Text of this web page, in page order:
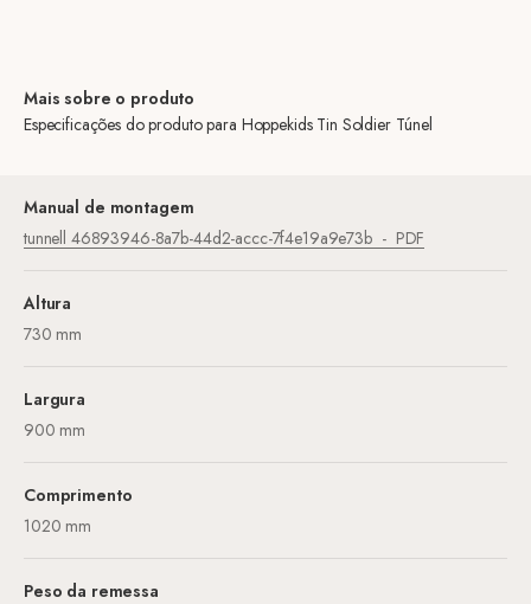
Mais sobre o produto
Especificações do produto para Hoppekids Tin Soldier Túnel
Manual de montagem
tunnell 46893946-8a7b-44d2-accc-7f4e19a9e73b
PDF
Altura
730 mm
Largura
900 mm
Comprimento
1020 mm
Peso da remessa